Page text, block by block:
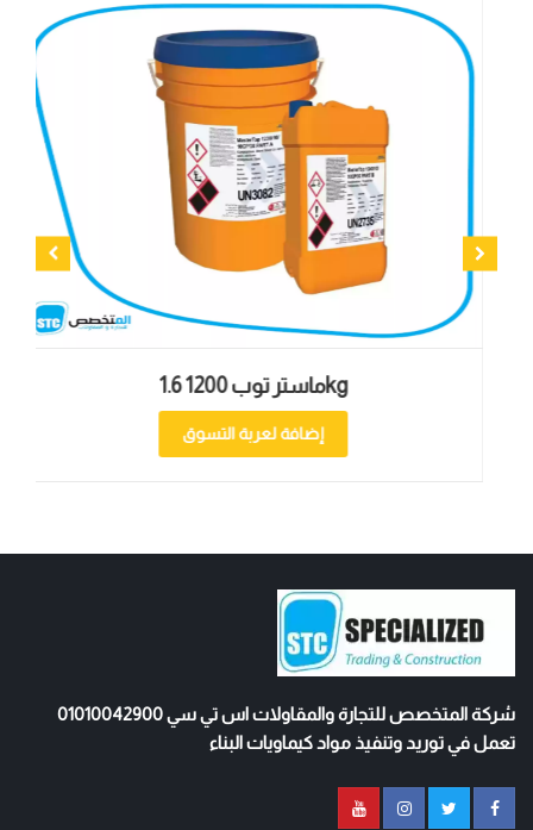
ماستر توب 1200 1.6kg
إضافة لعربة التسوق
شركة المتخصص للتجارة والمقاولات اس تي سي 01010042900
تعمل في توريد وتنفيذ مواد كيماويات البناء